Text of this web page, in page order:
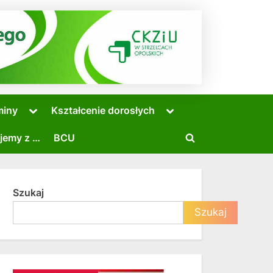
sub-
ToggleKształcenie dorosłych
Toggle
z … BCU
Toggle
Szukaj
Szukaj